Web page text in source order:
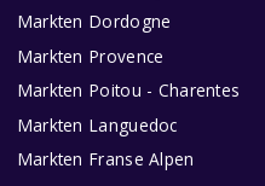
Markten Dordogne
Markten Provence
Markten Poitou - Charentes
Markten Languedoc
Markten Franse Alpen